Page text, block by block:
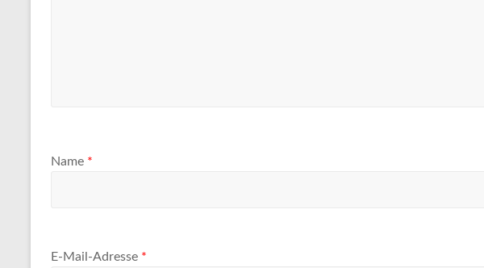
Name *
E-Mail-Adresse *